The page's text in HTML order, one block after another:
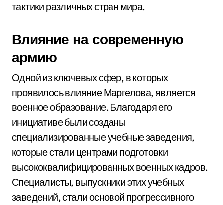
тактики различных стран мира.
Влияние на современную
армию
Одной из ключевых сфер, в которых
проявилось влияние Маргелова, является
военное образование. Благодаря его
инициативе были созданы
специализированные учебные заведения,
которые стали центрами подготовки
высококвалифицированных военных кадров.
Специалисты, выпускники этих учебных
заведений, стали основой прогрессивного